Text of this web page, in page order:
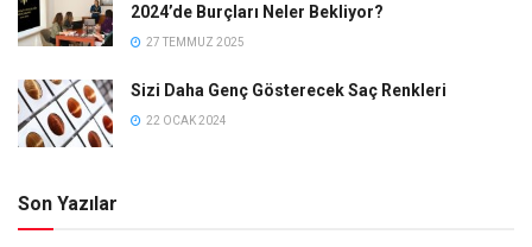
2024’de Burçları Neler Bekliyor?
27 TEMMUZ 2025
Sizi Daha Genç Gösterecek Saç Renkleri
22 OCAK 2024
Son Yazılar